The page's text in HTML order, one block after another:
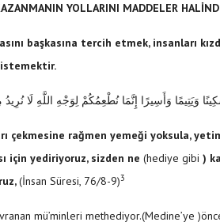
YOLLARINI MADDELER
başkasına tercih etmek, insanları
وَيَتِيمًا وَأَسِيرًا إِنَّمَا نُطْعِمُكُمْ لِوَجْهِ اللَّهِ لَا
çekmesine rağmen yemeği yoksula,
için yediriyoruz, sizden ne (hediye gibi )
(İnsan Süresi, 76/8-9)3
mü’minleri methediyor.(Medine’ye